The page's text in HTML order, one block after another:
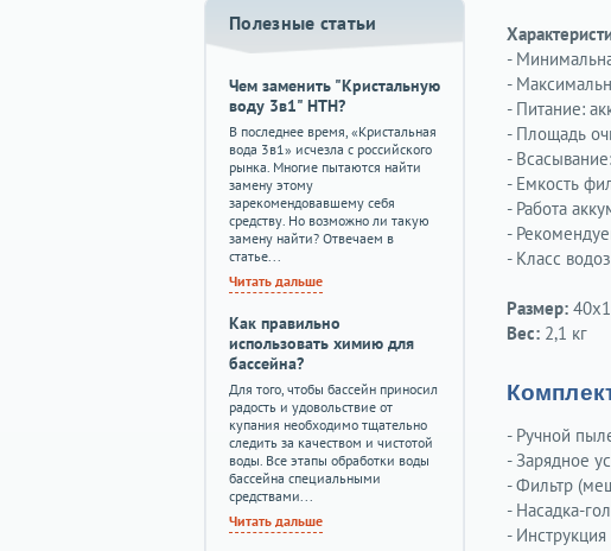
-
-
- Питание:
- Площадь
-
- Емкость
- Работа
-
- Класс
Размер:
Вес: 2,1 кг
- Ручной
- Зарядное
- Фильтр
- Насадка-
- Инструкция
Полезные статьи
Чем заменить "Кристальную
воду 3в1" HTH?
В последнее время, «Кристальная
вода 3в1» исчезла с российского
рынка. Многие пытаются найти
замену этому
зарекомендовавшему себя
средству. Но возможно ли такую
замену найти? Отвечаем в
статье...
Читать дальше
Как правильно
использовать химию для
бассейна?
Для того, чтобы бассейн приносил
радость и удовольствие от
купания необходимо тщательно
следить за качеством и чистотой
воды. Все этапы обработки воды
бассейна специальными
средствами...
Читать дальше